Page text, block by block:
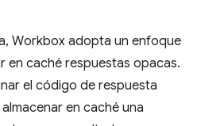
Workbox adopta un enfoque
en caché respuestas opacas.
el código de respuesta
en caché una